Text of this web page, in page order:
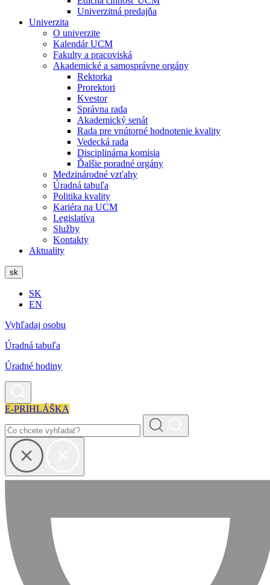
Univerzitná predajňa
Univerzita
O univerzite
Kalendár UCM
Fakulty a pracoviská
Akademické a samosprávne orgány
Rektorka
Prorektori
Kvestor
Správna rada
Akademický senát
Rada pre vnútorné hodnotenie kvality
Vedecká rada
Disciplinárna komisia
Ďalšie poradné orgány
Medzinárodné vzťahy
Úradná tabuľa
Politika kvality
Kariéra na UCM
Legislatíva
Služby
Kontakty
Aktuality
sk
SK
EN
Vyhľadaj osobu
Úradná tabuľa
Úradné hodiny
E-PRIHLÁŠKA